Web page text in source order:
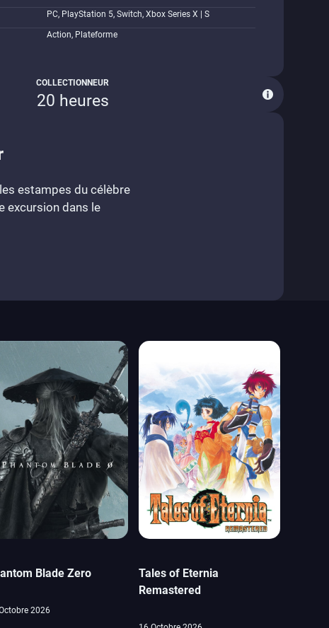
PC, PlayStation 5, Switch, Xbox Series X | S
Action, Plateforme
COLLECTIONNEUR
20 heures
estampes du célèbre
excursion dans le
Blade Zero
2026
Tales of Eternia
Remastered